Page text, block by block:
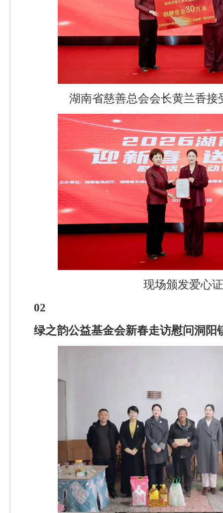
湖南省慈善总会会长黄兰香接
现场颁发爱心
02
绿之韵公益基金会新春走访慰问洞阳